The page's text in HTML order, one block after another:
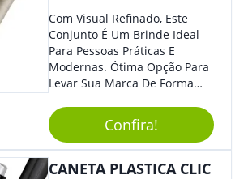
Com Visual Refinado, Este
Conjunto É Um Brinde Ideal
Para Pessoas Práticas E
Modernas. Ótima Opção Para
Levar Sua Marca De Forma
Sua Empresa Em Eventos,
Reuniões Corporativas Ou Até
Mesmo Para Presentear
Colaboradores E Parceiros De
Confira!
CANETA PLASTICA CLIC